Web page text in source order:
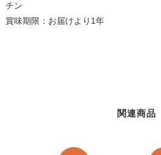
チン
賞味期限：お届けより1年
関連商品